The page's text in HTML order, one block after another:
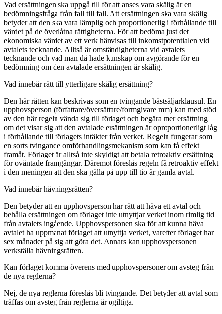
Vad ersättningen ska uppgå till för att anses vara skälig är en
bedömningsfråga från fall till fall. Att ersättningen ska vara skälig
betyder att den ska vara lämplig och proportionerlig i förhållande till
värdet på de överlåtna rättigheterna. För att bedöma just det
ekonomiska värdet av ett verk hänvisas till inkomstpotentialen vid
avtalets tecknande. Alltså är omständigheterna vid avtalets
tecknande och vad man då hade kunskap om avgörande för en
bedömning om den avtalade ersättningen är skälig.
Vad innebär rätt till ytterligare skälig ersättning?
Den här rätten kan beskrivas som en tvingande bästsäljarklausul. En
upphovsperson (författare/översättare/formgivare mm) kan med stöd
av den här regeln vända sig till förlaget och begära mer ersättning
om det visar sig att den avtalade ersättningen är oproportionerligt låg
i förhållande till förlagets intäkter från verket. Regeln fungerar som
en sorts tvingande omförhandlingsmekanism som kan få effekt
framåt. Förlaget är alltså inte skyldigt att betala retroaktiv ersättning
för oväntade framgångar. Däremot föreslås regeln få retroaktiv effekt
i den meningen att den ska gälla på upp till tio år gamla avtal.
Vad innebär hävningsrätten?
Den betyder att en upphovsperson har rätt att häva ett avtal och
behålla ersättningen om förlaget inte utnyttjar verket inom rimlig tid
från avtalets ingående. Upphovspersonen ska för att kunna häva
avtalet ha uppmanat förlaget att utnyttja verket, varefter förlaget har
sex månader på sig att göra det. Annars kan upphovspersonen
verkställa hävningsrätten.
Kan förlaget komma överens med upphovspersoner om avsteg från
de nya reglerna?
Nej, de nya reglerna föreslås bli tvingande. Det betyder att avtal som
träffas om avsteg från reglerna är ogiltiga.